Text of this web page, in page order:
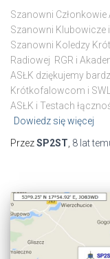
Szanowni
Szanowni Klubowicze
Szanowni Koledzy
Radiowej RGR i
ASŁK dziękujemy
Krótkofalowcom i
ASŁK i Testach
Dowiedz się więcej
PrzezSP2ST 8 lat